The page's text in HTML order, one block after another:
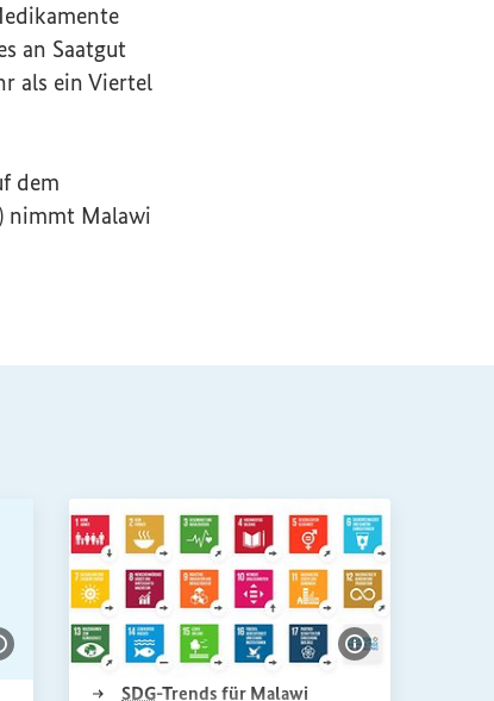
an Saatgut
zum Begriff aufrufen)
als ein Viertel
Eintrag zum Begriff aufrufen)
dem
Eintrag zum Begriff aufrufen)
nimmt Malawi
einblenden
SDG-Trends für Malawi(Externer Link)